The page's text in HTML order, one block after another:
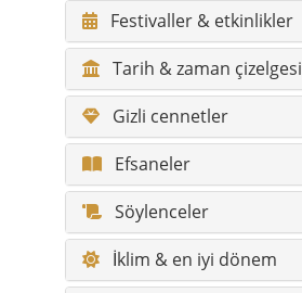
Festivaller & etkinlikler
Tarih & zaman çizelgesi
Gizli cennetler
Efsaneler
Söylenceler
İklim & en iyi dönem